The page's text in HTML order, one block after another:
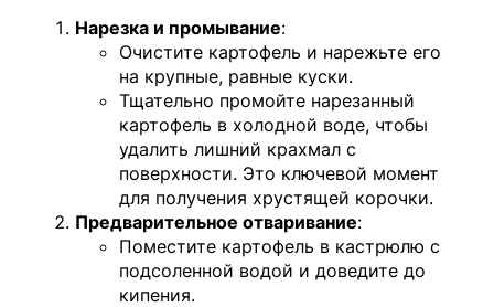
Нарезка и промывание:
Очистите картофель и нарежьте его
на крупные, равные куски.
Тщательно промойте нарезанный
картофель в холодной воде, чтобы
удалить лишний крахмал с
поверхности. Это ключевой момент
для получения хрустящей корочки.
Предварительное отваривание:
Поместите картофель в кастрюлю с
подсоленной водой и доведите до
кипения.